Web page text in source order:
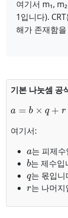
여기서 m₁,
1입니다).
해가 존재함
기본 나눗셈 공
×
여기서:
는 피제
b
는 제수입
q
는 몫입니
r
는 나머지